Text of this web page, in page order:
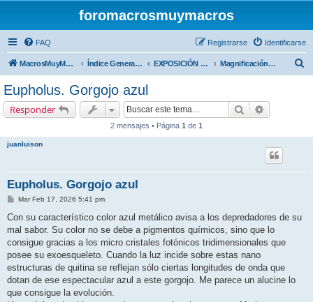
foromacrosmuymacros
FAQ Identificarse
Registrarse
MacrosMuyMacros Índice General del Foro EXPOSICIÓN FOTOGRAFICA Magnificación hasta X5
Eupholus. Gorgojo azul
Responder Buscar
2 mensajes • Página 1 de 1
juanluison
Eupholus. Gorgojo azul
M
n
a
j
Mar Feb 17, 2026 5:41 pm
Con su característico color azul metálico avisa a los depredadores de su
mal sabor. Su color no se debe a pigmentos químicos, sino que lo
consigue gracias a los micro cristales fotónicos tridimensionales que
posee su exoesqueleto. Cuando la luz incide sobre estas nano
estructuras de quitina se reflejan sólo ciertas longitudes de onda que
dotan de ese espectacular azul a este gorgojo. Me parece un alucine lo
que consigue la evolución.